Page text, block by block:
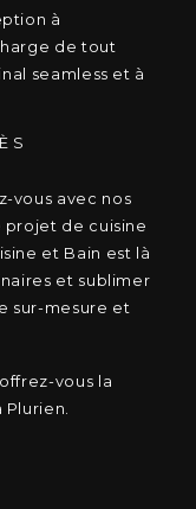
à
de tout
seamless et à
vous avec nos
de cuisine
et Bain est là
et sublimer
sur-mesure et
vous la
Plurien.